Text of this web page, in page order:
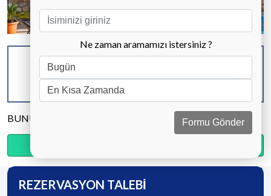
Tüm Fotoğrafları Göster
KAPASİTE
6 KİŞİ
BANYO & WC
3 ADET
YATAK ODASI
BUNU PAYLAŞ
REZERVASYON TALEBİ
Ne zaman aramamızı istersiniz ?
Formu Gönder